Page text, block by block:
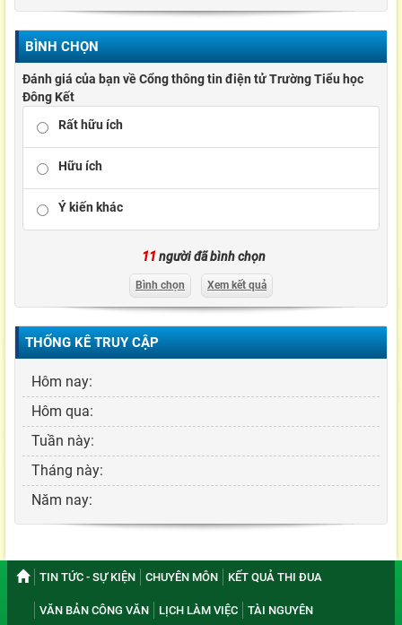
BÌNH CHỌN
Đánh giá của bạn về Cổng thông tin điện tử Trường Tiểu học
Đông Kết
Rất hữu ích
Hữu ích
Ý kiến khác
11 người đã bình chọn
Bình chọn Xem kết quả
THỐNG KÊ TRUY CẬP
Hôm nay:
Hôm qua:
Tuần này:
Tháng này:
Năm nay:
TIN TỨC - SỰ KIỆN CHUYÊN MÔN KẾT QUẢ THI ĐUA
VĂN BẢN CÔNG VĂN LỊCH LÀM VIỆC TÀI NGUYÊN